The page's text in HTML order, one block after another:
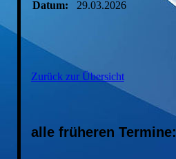
Datum:
29.03.2026
Zurück zur Übersicht
alle früheren Termine: